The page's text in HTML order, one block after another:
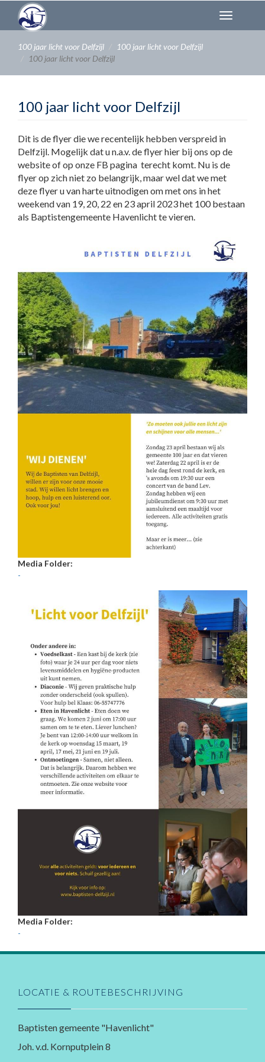
Overslaan
naar
inhoud
100 jaar licht voor Delfzijl
100 jaar licht voor Delfzijl
100 jaar licht voor Delfzijl
100 jaar licht voor Delfzijl
Dit is de flyer die we recentelijk hebben verspreid in
Delfzijl. Mogelijk dat u n.a.v. de flyer hier bij ons op de
website of op onze FB pagina terecht komt. Nu is de
flyer op zich niet zo belangrijk, maar wel dat we met
deze flyer u van harte uitnodigen om met ons in het
weekend van 19, 20, 22 en 23 april 2023 het 100 bestaan
als Baptistengemeente Havenlicht te vieren.
Media Folder:
-
Media Folder:
-
LOCATIE & ROUTEBESCHRIJVING
Baptisten gemeente "Havenlicht"
Joh. v.d. Kornputplein 8